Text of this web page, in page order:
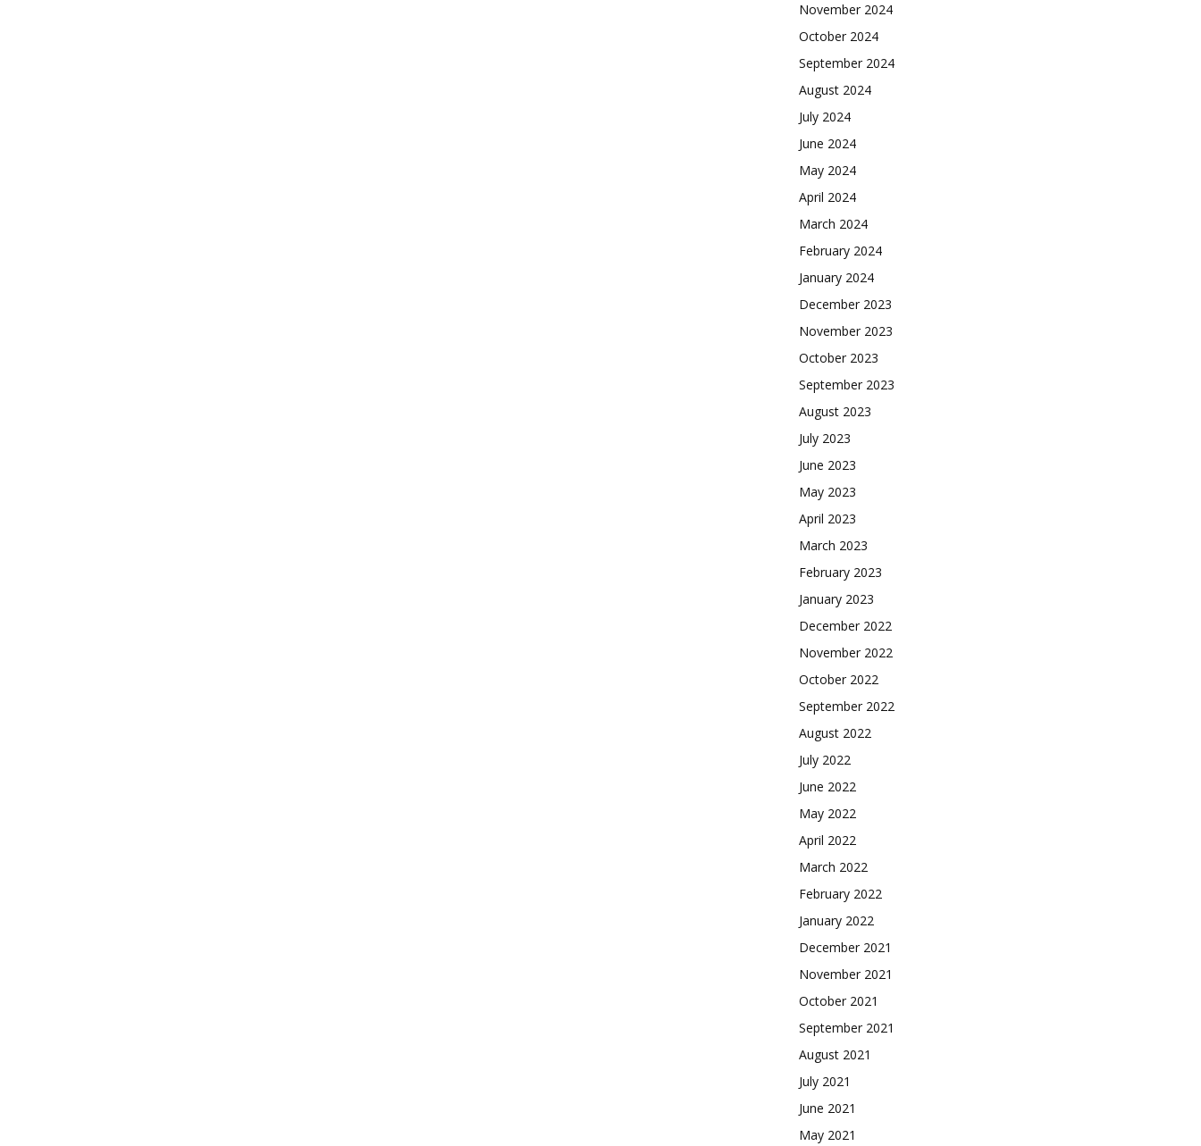
November 2024
October 2024
September 2024
August 2024
July 2024
June 2024
May 2024
April 2024
March 2024
February 2024
January 2024
December 2023
November 2023
October 2023
September 2023
August 2023
July 2023
June 2023
May 2023
April 2023
March 2023
February 2023
January 2023
December 2022
November 2022
October 2022
September 2022
August 2022
July 2022
June 2022
May 2022
April 2022
March 2022
February 2022
January 2022
December 2021
November 2021
October 2021
September 2021
August 2021
July 2021
June 2021
May 2021